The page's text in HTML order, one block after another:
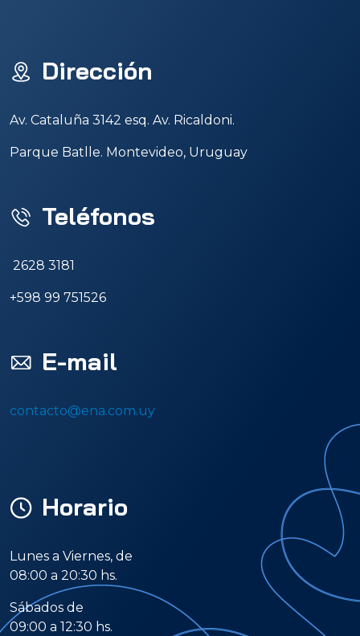
Dirección
Av. Cataluña 3142 esq. Av. Ricaldoni.
Parque Batlle. Montevideo, Uruguay
Teléfonos
2628 3181
+598 99 751526
E-mail
contacto@ena.com.uy
Horario
Lunes a Viernes, de
08:00 a 20:30 hs.
Sábados de
09:00 a 12:30 hs.